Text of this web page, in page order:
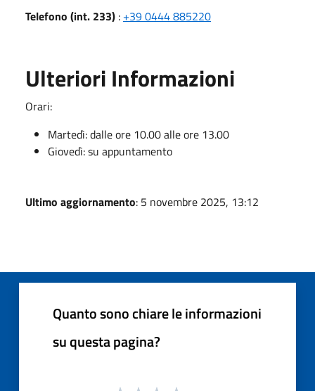
Telefono (int. 233) : +39 0444 885220
Ulteriori Informazioni
Orari:
Martedì: dalle ore 10.00 alle ore 13.00
Giovedì: su appuntamento
Ultimo aggiornamento: 5 novembre 2025, 13:12
Quanto sono chiare le informazioni
su questa pagina?